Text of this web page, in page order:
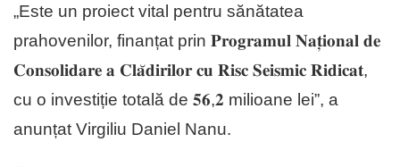
„Este un proiect vital pentru sănătatea
prahovenilor, finanțat prin 𝐏𝐫𝐨𝐠𝐫𝐚𝐦𝐮𝐥 𝐍𝐚𝐭̦𝐢𝐨𝐧𝐚𝐥 𝐝𝐞
𝐂𝐨𝐧𝐬𝐨𝐥𝐢𝐝𝐚𝐫𝐞 𝐚 𝐂𝐥𝐚̆𝐝𝐢𝐫𝐢𝐥𝐨𝐫 𝐜𝐮 𝐑𝐢𝐬𝐜 𝐒𝐞𝐢𝐬𝐦𝐢𝐜 𝐑𝐢𝐝𝐢𝐜𝐚𝐭,
cu o investiție totală de 𝟓𝟔,𝟐 milioane lei”, a
anunțat Virgiliu Daniel Nanu.